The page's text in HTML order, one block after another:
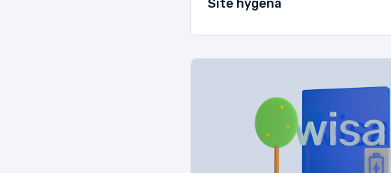
Site hygena